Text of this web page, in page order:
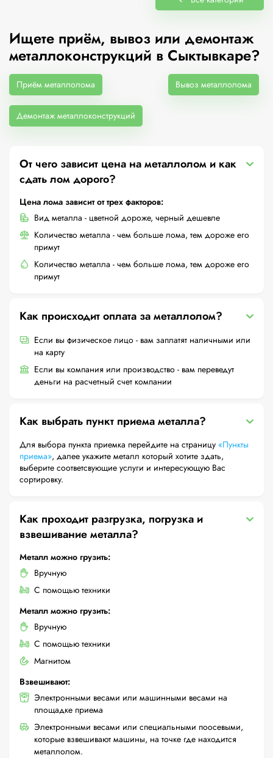
Ищете приём, вывоз или демонтаж
металлоконструкций в Сыктывкаре?
Приём металлолома Вывоз металлолома
Демонтаж металлоконструкций
От чего зависит цена на металлолом и как
сдать лом дорого?
Цена лома зависит от трех факторов:
Вид металла - цветной дороже, черный дешевле
Количество металла - чем больше лома, тем дороже его
примут
Количество металла - чем больше лома, тем дороже его
примут
Как происходит оплата за металлолом?
Если вы физическое лицо - вам заплатят наличными или
на карту
Если вы компания или производство - вам переведут
деньги на расчетный счет компании
Как выбрать пункт приема металла?
Для выбора пункта приемка перейдите на страницу «Пункты
приема», далее укажите металл который хотите здать,
выберите соответсвующие услуги и интересующую Вас
сортировку.
Как проходит разгрузка, погрузка и
взвешивание металла?
Металл можно грузить:
Вручную
С помощью техники
Металл можно грузить:
Вручную
С помощью техники
Магнитом
Взвешивают:
Электронными весами или машинными весами на
площадке приема
Электронными весами или специальными поосевыми,
которые взвешивают машины, на точке где находится
металлолом.